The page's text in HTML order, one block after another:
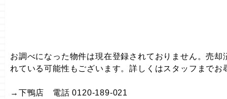
お調べになった物件は現在登録されておりません。売
れている可能性もございます。詳しくはスタッフまでお
→下鴨店 電話 0120-189-021